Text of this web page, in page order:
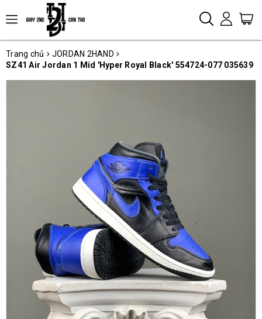
Trang chủ
JORDAN 2HAND
SZ41 Air Jordan 1 Mid 'Hyper Royal Black' 554724-077 035639